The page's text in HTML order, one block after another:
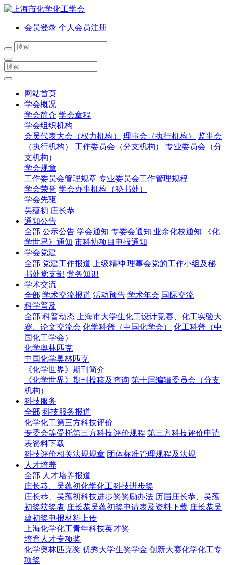
会员登录 个人会员注册
网站首页
学会概况
学会简介 学会章程
学会组织机构
会员代表大会（权力机构）
理事会（执行机构）
监事会
（执行机构）
工作委员会（分支机构）
专业委员会（分
支机构）
学会规章
工作委员会管理规章 专业委员会工作管理规程
学会荣誉 学会办事机构（秘书处）
学会先驱
吴蕴初 庄长恭
通知公告
全部 公示公告 学会通知 专委会通知 业余化校通知
《化
学世界》通知 市科协项目申报通知
学会党建
全部 党建工作报道 上级精神 理事会党的工作小组及秘
书处党支部 党务知识
学术交流
全部 学术交流报道 活动预告 学术年会 国际交流
科学普及
全部 科普动态
上海市大学生化工设计竞赛、化工实验大
赛、论文交流会 化学科普（中国化学会）
化工科普（中
国化工学会）
化学奥林匹克
中国化学奥林匹克
《化学世界》期刊简介
《化学世界》期刊投稿及查询 第十届编辑委员会（分支
机构）
科技服务
全部 科技服务报道
化学化工第三方科技评价
专委会等受托第三方科技评价规程 第三方科技评价申请
表资料下载
科技评价相关法规规章 团体标准管理规程及法规
人才培养
全部 人才培养报道
庄长恭、吴蕴初化学化工科技进步奖
庄长恭、吴蕴初科技进步奖奖励办法 历届庄长恭、吴蕴
初奖获奖者 庄长恭吴蕴初奖申请表及资料下载 庄长恭吴
蕴初奖申报材料上传
上海化学化工青年科技英才奖
培育人才专项奖
化学奥林匹克奖 优秀大学生奖学金 创新大赛化学化工专
项奖